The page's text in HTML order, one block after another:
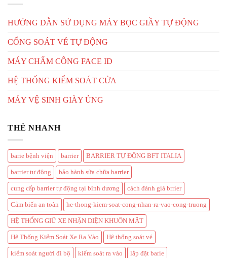
HƯỚNG DẪN SỬ DỤNG MÁY BỌC GIẦY TỰ ĐỘNG
CỔNG SOÁT VÉ TỰ ĐỘNG
MÁY CHẤM CÔNG FACE ID
HỆ THỐNG KIỂM SOÁT CỬA
MÁY VỆ SINH GIÀY ỦNG
THẺ NHANH
barie bệnh viện barrier BARRIER TỰ ĐỘNG BFT ITALIA
barrier tự động bảo hành sữa chữa barrier
cung cấp barrier tự động tại bình dương cách đánh giá brrier
Cảm biến an toàn he-thong-kiem-soat-cong-nhan-ra-vao-cong-truong
HỆ THỐNG GIỮ XE NHẬN DIỆN KHUÔN MẶT
Hệ Thống Kiểm Soát Xe Ra Vào Hệ thống soát vé
kiểm soát người đi bộ kiểm soát ra vào lắp đặt barie